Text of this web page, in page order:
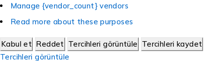
Manage {vendor_count} vendors
Read more about these purposes
Kabul et Reddet Tercihleri görüntüle Tercihleri kaydet
Tercihleri görüntüle